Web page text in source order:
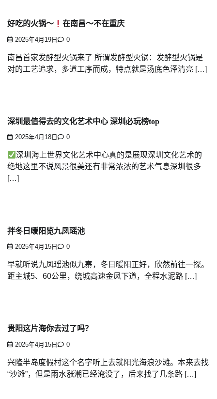
好吃的火锅～ 在南昌～不在重庆
2025年4月19日 0
南昌首家发酵型火锅来了 所谓发酵型火锅：发酵型火锅是
对的工艺追求，多道工序而成，特点就是汤底色泽清亮 […]
深圳最值得去的文化艺术中心 深圳必玩榜top
2025年4月18日 0
深圳海上世界文化艺术中心真的是展现深圳文化艺术的
绝地这里不说风景很美还有非常浓浓的艺术气息深圳很多
[…]
拌冬日暖阳览九凤瑶池
2025年4月15日 0
早就听说九凤瑶池似九寨，冬日暖阳正好，欣然前往一探。
距主城5、60公里，绕城高速金凤下道，全程水泥路 […]
贵阳这片海你去过了吗？
2025年4月15日 0
兴隆半岛度假村这个名字听上去就阳光海浪沙滩。本来去找
“沙滩”，但是雨水涨潮已经淹没了，后来找了几条路 […]